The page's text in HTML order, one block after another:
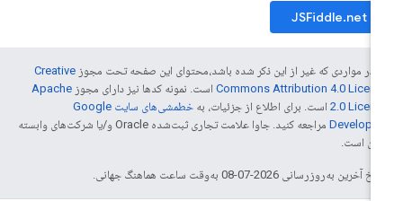
JSFiddle.net
در مواردی که غیر از این ذکر شده باشد،‌محتوای این صفحه تحت مجوزCreative
Commons Attribution 4.0است. نمونه کدها نیز دارای مجوزApache
2.0است. برای اطلاع از جزئیات، به
خطمشی‌های سایت Google
مراجعه کنید. جاوا علامت تجاری ثبت‌شده Oracle و/یا شرکت‌های وابسته
آن است.
آخرین به‌روزرسانی 2026-07-08 به‌وقت ساعت هماهنگ جهانی.